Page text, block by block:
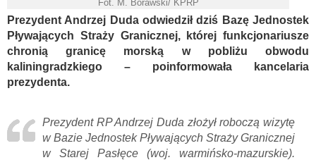
Fot. M. Borawski/ KPRP
Prezydent Andrzej Duda odwiedził dziś Bazę Jednostek
Pływających Straży Granicznej, której funkcjonariusze
chronią granicę morską w pobliżu obwodu
kaliningradzkiego – poinformowała kancelaria
prezydenta.
Prezydent RP Andrzej Duda złożył roboczą wizytę
w Bazie Jednostek Pływających Straży Granicznej
w Starej Pasłęce (woj. warmińsko-mazurskie).